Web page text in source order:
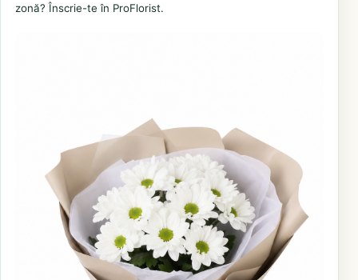
zonă? Înscrie-te în ProFlorist.